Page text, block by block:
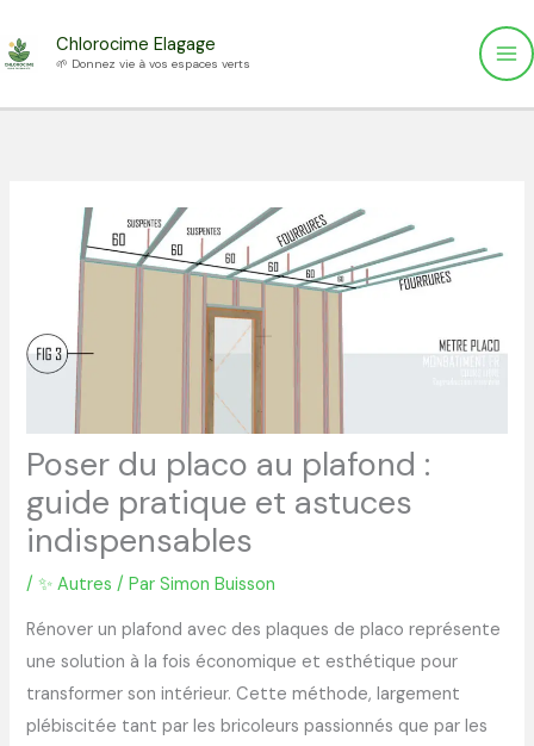
au
Chlorocime Elagage
🌱 Donnez vie à vos espaces verts
Poser du placo au plafond :
guide pratique et astuces
indispensables
/✨ Autres / ParSimon Buisson
Rénover un plafond avec des plaques de placo représente
une solution à la fois économique et esthétique pour
transformer son intérieur. Cette méthode, largement
plébiscitée tant par les bricoleurs passionnés que par les